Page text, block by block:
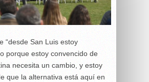
“desde San Luis estoy
porque estoy convencido de
necesita un cambio, y estoy
que la alternativa está aquí en